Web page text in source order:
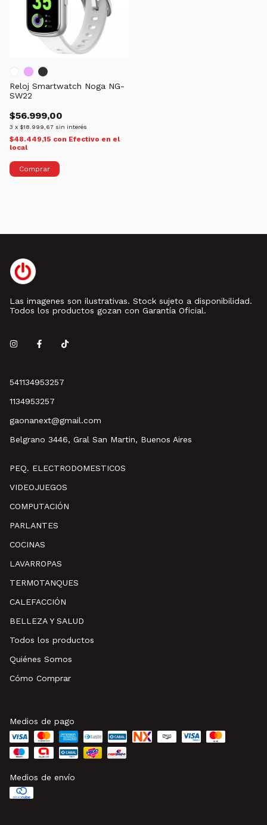
Reloj Smartwatch Noga NG-
SW22
$56.999,00
3 x $18.999,67 sin interés
$48.449,15 con Efectivo en el
local
Comprar
Las imagenes son ilustrativas. Stock sujeto a disponibilidad.
Todos los productos gozan con Garantía Oficial.
541134953257
1134953257
gaonanext@gmail.com
Belgrano 3446, Gral San Martin, Buenos Aires
PEQ. ELECTRODOMESTICOS
VIDEOJUEGOS
COMPUTACIÓN
PARLANTES
COCINAS
LAVARROPAS
TERMOTANQUES
CALEFACCIÓN
BELLEZA Y SALUD
Todos los productos
Quiénes Somos
Cómo Comprar
Medios de pago
Medios de envío